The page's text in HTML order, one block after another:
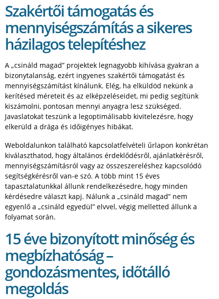
Szakértői támogatás és
mennyiségszámítás a sikeres
házilagos telepítéshez
A „csináld magad” projektek legnagyobb kihívása gyakran a
bizonytalanság, ezért ingyenes szakértői támogatást és
mennyiségszámítást kínálunk. Elég, ha elküldöd nekünk a
kerítésed méreteit és az elképzeléseidet, mi pedig segítünk
kiszámolni, pontosan mennyi anyagra lesz szükséged.
Javaslatokat teszünk a legoptimálisabb kivitelezésre, hogy
elkerüld a drága és időigényes hibákat.
Weboldalunkon található kapcsolatfelvételi űrlapon konkrétan
kiválaszthatod, hogy általános érdeklődésről, ajánlatkérésről,
mennyiségszámításról vagy az összeszereléshez kapcsolódó
segítségkérésről van-e szó. A több mint 15 éves
tapasztalatunkkal állunk rendelkezésedre, hogy minden
kérdésedre választ kapj. Nálunk a „csináld magad” nem
egyenlő a „csináld egyedül” elvvel, végig melletted állunk a
folyamat során.
15 éve bizonyított minőség és
megbízhatóság –
gondozásmentes, időtálló
megoldás